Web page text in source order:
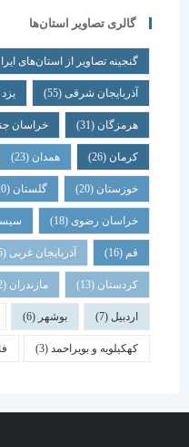
گالری تصاویر استان‌ها
گنجینه تصاویر از استان‌های ایران(599)
آذربایجان شرقی(55) یزد
هرمزگان(31) خراسان جنوبی(30)
همدان گیلان
خوزستان(20) گلستان (20)
خراسان رضوی(18) سیستان و
آذربایجان غربی(15)
کردستان(13) مازندران(12)
بوشهر
کهکیلویه و بویراحمد(3) فارس